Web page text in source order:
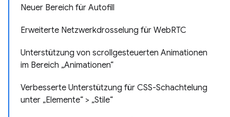
Neuer Bereich für Autofill
Erweiterte Netzwerkdrosselung für WebRTC
Unterstützung von scrollgesteuerten Animationen
im Bereich „Animationen“
Verbesserte Unterstützung für CSS-Schachtelung
unter „Elemente“ > „Stile“